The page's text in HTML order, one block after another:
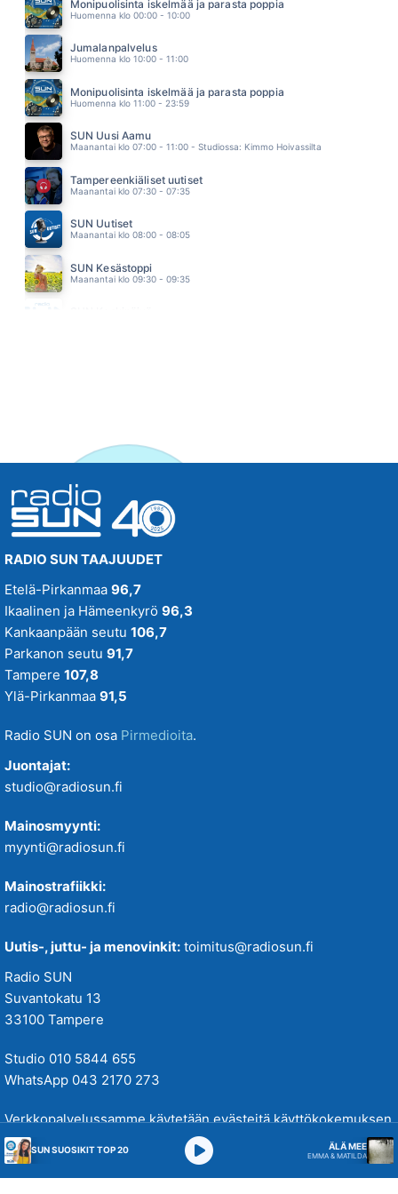
HEIDI PAKARINEN
11.07
RESSU REDFORD
11.03
ANNE MATTILA
10.58
Monipuolisinta iskelmää ja parasta poppia
Huomenna klo 00:00 - 10:00
Jumalanpalvelus
Huomenna klo 10:00 - 11:00
Monipuolisinta iskelmää ja parasta poppia
Huomenna klo 11:00 - 23:59
SUN Uusi Aamu
Maanantai klo 07:00 - 11:00 - Studiossa: Kimmo Hoivassilta
Tampereenkiäliset uutiset
Maanantai klo 07:30 - 07:35
SUN Uutiset
Maanantai klo 08:00 - 08:05
SUN Kesästoppi
Maanantai klo 09:30 - 09:35
RADIO SUN TAAJUUDET
Etelä-Pirkanmaa 96,7
Ikaalinen ja Hämeenkyrö 96,3
Kankaanpään seutu 106,7
Parkanon seutu 91,7
Tampere 107,8
Ylä-Pirkanmaa 91,5
Radio SUN on osa Pirmedioita.
Juontajat:
studio@radiosun.fi
Mainosmyynti:
myynti@radiosun.fi
Mainostrafiikki:
radio@radiosun.fi
Uutis-, juttu- ja menovinkit: toimitus@radiosun.fi
Radio SUN
Suvantokatu 13
33100 Tampere
Studio 010 5844 655
WhatsApp 043 2170 273
Verkkopalvelussamme käytetään evästeitä käyttökokemuksen
parantamiseksi. Tutustu tietosuojakäytäntöihimme
täällä.
SUN SUOSIKIT TOP 20 ÄLÄ MEE
EMMA & MATILDA